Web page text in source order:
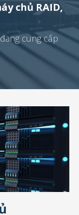
chủ RAID,
cung cấp